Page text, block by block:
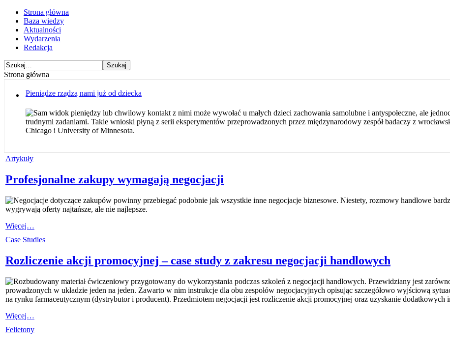
Strona główna
Baza wiedzy
Aktualności
Wydarzenia
Redakcja
Strona główna
Pieniądze rządzą nami już od dziecka
Sam widok pieniędzy lub chwilowy kontakt z nimi może wywołać u małych dzieci zachowania samolubne i antyspołeczne, ale
trudnymi zadaniami. Takie wnioski płyną z serii eksperymentów przeprowadzonych przez międzynarodowy zespół badaczy z
Chicago i University of Minnesota.
Artykuły
Profesjonalne zakupy wymagają negocjacji
Negocjacje dotyczące zakupów powinny przebiegać podobnie jak wszystkie inne negocjacje biznesowe. Niestety, rozmowy handlowe
wygrywają oferty najtańsze, ale nie najlepsze.
Więcej…
Case Studies
Rozliczenie akcji promocyjnej – case study z zakresu negocjacji handlowych
Rozbudowany materiał ćwiczeniowy przygotowany do wykorzystania podczas szkoleń z negocjacji handlowych. Przewidziany jest
prowadzonych w układzie jeden na jeden. Zawarto w nim instrukcje dla obu zespołów negocjacyjnych opisując szczegółowo wyjściową
na rynku farmaceutycznym (dystrybutor i producent). Przedmiotem negocjacji jest rozliczenie akcji promocyjnej oraz uzyskanie dodatkowych
Więcej…
Felietony